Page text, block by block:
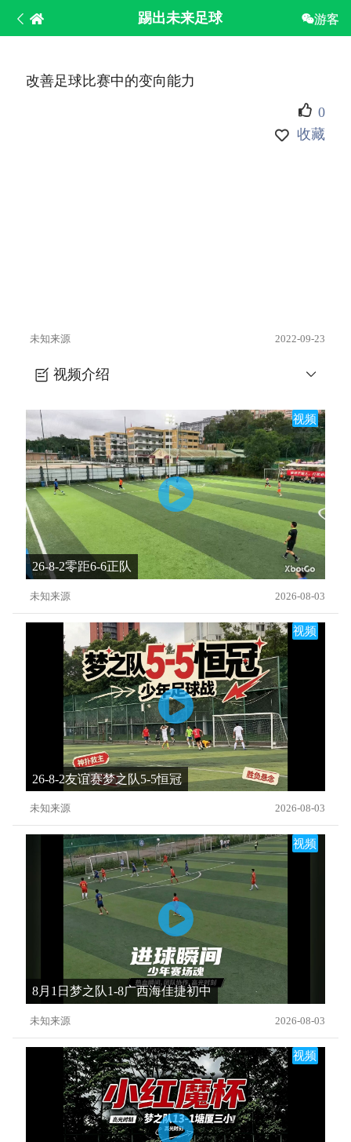
踢出未来足球 游客
改善足球比赛中的变向能力
0
收藏
未知来源 2022-09-23
视频介绍
视频
26-8-2零距6-6正队
未知来源 2026-08-03
视频
26-8-2友谊赛梦之队5-5恒冠
未知来源 2026-08-03
视频
8月1日梦之队1-8广西海佳捷初中
未知来源 2026-08-03
视频